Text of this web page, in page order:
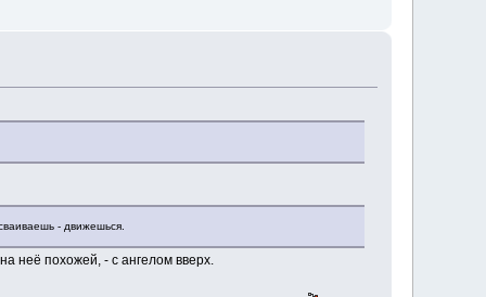
- движешься.
неё похожей, - с ангелом вверх.